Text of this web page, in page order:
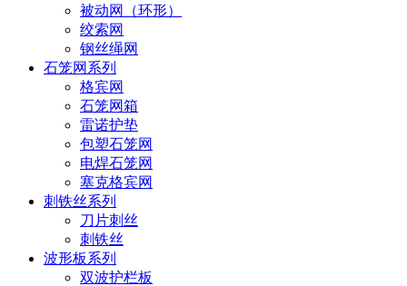
被动网（环形）
绞索网
钢丝绳网
石笼网系列
格宾网
石笼网箱
雷诺护垫
包塑石笼网
电焊石笼网
塞克格宾网
刺铁丝系列
刀片刺丝
刺铁丝
波形板系列
双波护栏板